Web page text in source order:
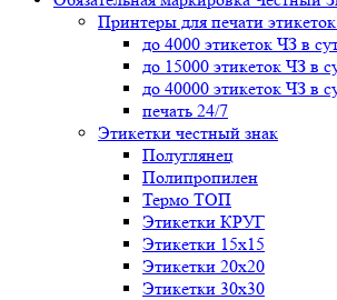
Принтеры для печати
до 4000 этикеток ЧЗ в
до 15000 этикеток ЧЗ в
до 40000 этикеток ЧЗ в
печать 24/7
Этикетки честный знак
Полуглянец
Полипропилен
Термо ТОП
Этикетки КРУГ
Этикетки 15х15
Этикетки 20х20
Этикетки 30х30